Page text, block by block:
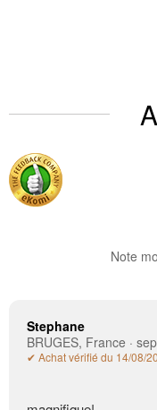
Note
Stephane
BRUGES, France ·
✔ Achat vérifié du 14/08/